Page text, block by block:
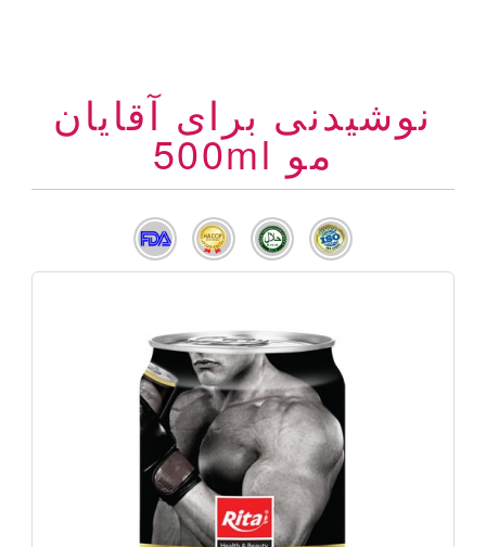
نوشیدنی برای آقایان
مو 500ml